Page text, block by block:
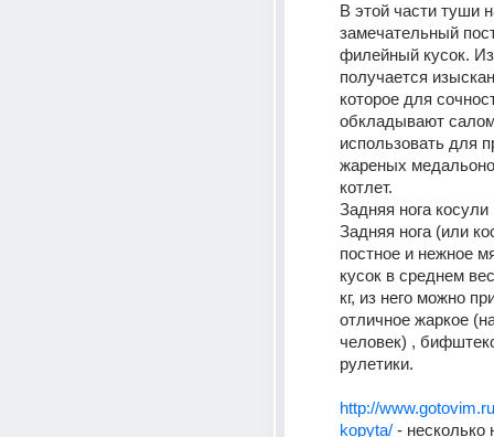
В этой части туши
замечательный
филейный кусок. Из
получается
которое для
обкладывают
использовать для
жареных
котлет.
Задняя нога косули
Задняя нога (или
постное и нежное
кусок в среднем
кг, из него можно
отличное жаркое
человек) ,
рулетики.
http://
kopyta/ - несколько